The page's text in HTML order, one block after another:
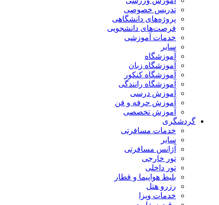
تدریس خصوصی
پروژه‌های دانشگاهی
فرصت‌های دانشجویی
خدمات آموزشی
سایر
آموزشگاه
آموزشگاه زبان
آموزشگاه کنکور
آموزشگاه رانندگی
آموزش درسی
آموزش حرفه و فن
آموزش تخصصی
گردشگری
خدمات مسافرتی
سایر
آژانس مسافرتی
تور خارجی
تور داخلی
بلیط هواپیما و قطار
رزرو هتل
خدمات ویزا